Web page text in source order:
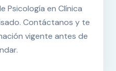
Psicología en Clínica
Contáctanos y te
vigente antes de